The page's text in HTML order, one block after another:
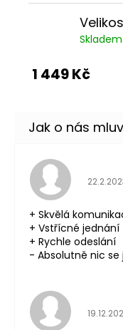
Skladem
1 449 Kč
+ Skvělá
+ Vstřícné jednání
+ Rychle odeslání
- Absolutně nic